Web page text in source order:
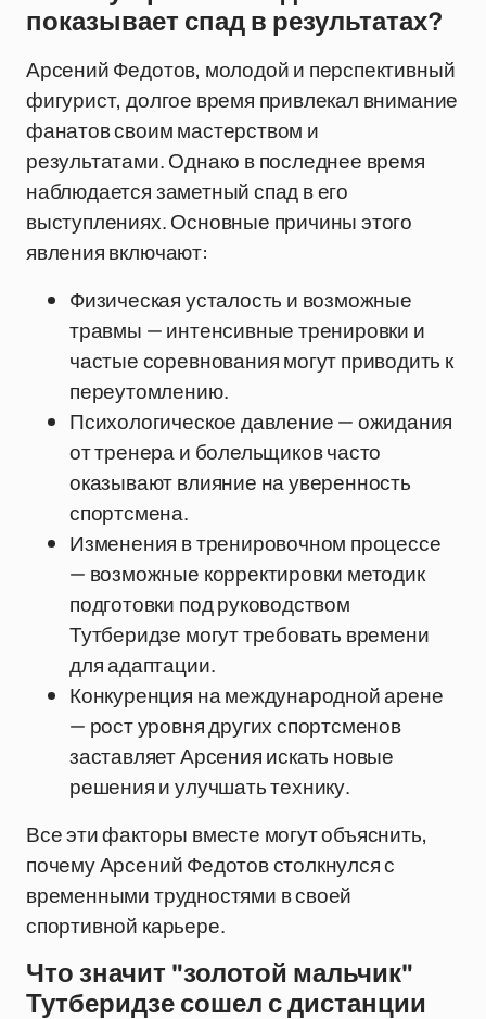
показывает спад в результатах?
Арсений Федотов, молодой и перспективный
фигурист, долгое время привлекал внимание
фанатов своим мастерством и
результатами. Однако в последнее время
наблюдается заметный спад в его
выступлениях. Основные причины этого
явления включают:
Физическая усталость и возможные
травмы — интенсивные тренировки и
частые соревнования могут приводить к
переутомлению.
Психологическое давление — ожидания
от тренера и болельщиков часто
оказывают влияние на уверенность
спортсмена.
Изменения в тренировочном процессе
— возможные корректировки методик
подготовки под руководством
Тутберидзе могут требовать времени
для адаптации.
Конкуренция на международной арене
— рост уровня других спортсменов
заставляет Арсения искать новые
решения и улучшать технику.
Все эти факторы вместе могут объяснить,
почему Арсений Федотов столкнулся с
временными трудностями в своей
спортивной карьере.
Что значит "золотой мальчик"
Тутберидзе сошел с дистанции